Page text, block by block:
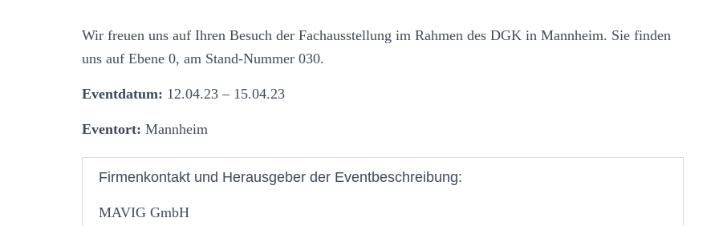
Wir freuen uns auf Ihren Besuch der Fachausstellung im Rahmen des DGK in Mannheim. Sie finden
uns auf Ebene 0, am Stand-Nummer 030.
Eventdatum: 12.04.23 – 15.04.23
Eventort: Mannheim
Firmenkontakt und Herausgeber der Eventbeschreibung:
MAVIG GmbH